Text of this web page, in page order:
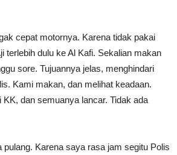
cepat motornya. Karena tidak pakai
terlebih dulu ke Al Kafi. Sekalian makan
sore. Tujuannya jelas, menghindari
Kami makan, dan melihat keadaan.
dan semuanya lancar. Tidak ada
Karena saya rasa jam segitu Polis